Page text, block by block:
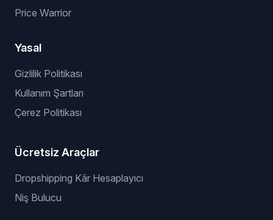
Price Warrior
Yasal
Gizlilik Politikası
Kullanım Şartları
Çerez Politikası
Ücretsiz Araçlar
Dropshipping Kâr Hesaplayıcı
Niş Bulucu